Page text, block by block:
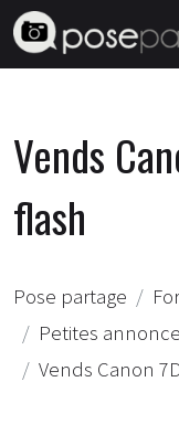
Vends
flash
Pose partage
Petites
Vends Canon